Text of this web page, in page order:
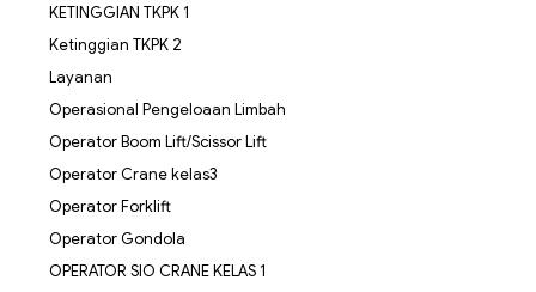
KETINGGIAN TKPK 1
Ketinggian TKPK 2
Layanan
Operasional Pengeloaan Limbah
Operator Boom Lift/Scissor Lift
Operator Crane kelas3
Operator Forklift
Operator Gondola
OPERATOR SIO CRANE KELAS 1